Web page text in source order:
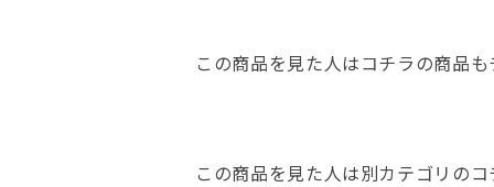
この商品を見た人はコチラの商品
この商品を見た人は別カテゴリの